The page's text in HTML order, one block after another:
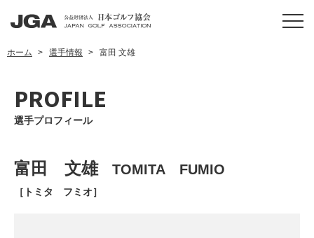
ホーム 選手情報 富田 文雄
PROFILE
選手プロフィール
富田 文雄 TOMITA FUMIO
［トミタ フミオ］